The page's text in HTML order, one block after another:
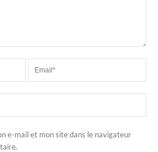
e-mail et mon site dans le navigateur